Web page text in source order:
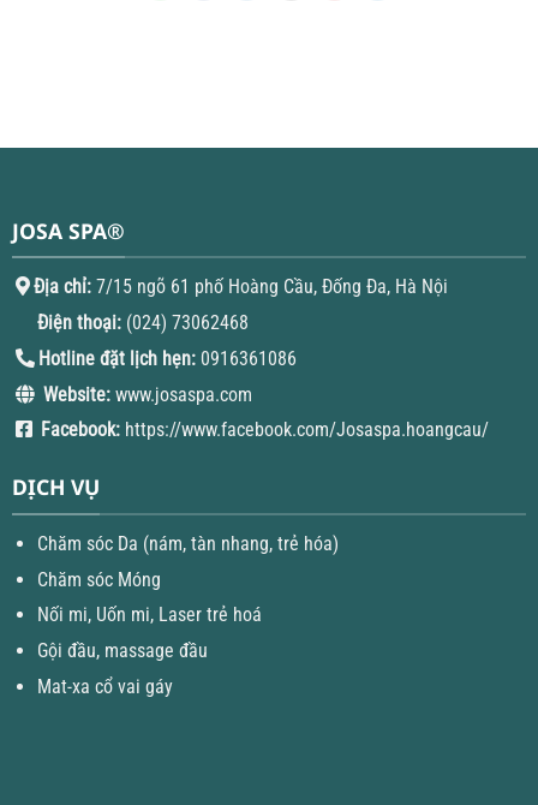
JOSA SPA®
Địa chỉ:7/15 ngõ 61 phố Hoàng Cầu, Đống Đa, Hà Nội
Điện thoại:(024) 73062468
Hotline đặt lịch hẹn: 0916361086
Website: www.josaspa.com
Facebook: https://www.facebook.com/Josaspa.hoangcau/
DỊCH VỤ
Chăm sóc Da (nám, tàn nhang, trẻ hóa)
Chăm sóc Móng
Nối mi, Uốn mi, Laser trẻ hoá
Gội đầu, massage đầu
Mat-xa cổ vai gáy